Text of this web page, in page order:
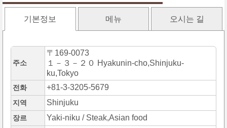
기본정보 메뉴 오시는 길
주소
〒169-0073
１－３－２０ Hyakunin-cho,Shinjuku-
ku,Tokyo
전화 +81-3-3205-5679
지역 Shinjuku
장르 Yaki-niku / Steak,Asian food